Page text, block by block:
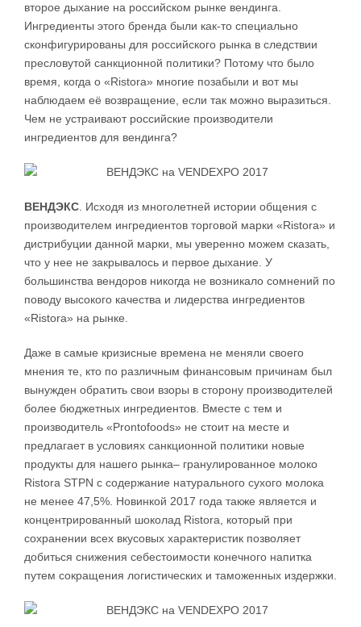
второе дыхание на российском рынке вендинга.
Ингредиенты этого бренда были как-то специально
сконфигурированы для российского рынка в следствии
пресловутой санкционной политики? Потому что было
время, когда о «Ristora» многие позабыли и вот мы
наблюдаем её возвращение, если так можно выразиться.
Чем не устраивают российские производители
ингредиентов для вендинга?
ВЕНДЭКС . Исходя из многолетней истории общения с
производителем ингредиентов торговой марки «Ristora» и
дистрибуции данной марки, мы уверенно можем сказать,
что у нее не закрывалось и первое дыхание. У
большинства вендоров никогда не возникало сомнений по
поводу высокого качества и лидерства ингредиентов
«Ristora» на рынке.
Даже в самые кризисные времена не меняли своего
мнения те, кто по различным финансовым причинам был
вынужден обратить свои взоры в сторону производителей
более бюджетных ингредиентов. Вместе с тем и
производитель «Prontofoods» не стоит на месте и
предлагает в условиях санкционной политики новые
продукты для нашего рынка– гранулированное молоко
Ristora STPN с содержание натурального сухого молока
не менее 47,5%. Новинкой 2017 года также является и
концентрированный шоколад Ristora, который при
сохранении всех вкусовых характеристик позволяет
добиться снижения себестоимости конечного напитка
путем сокращения логистических и таможенных издержки.